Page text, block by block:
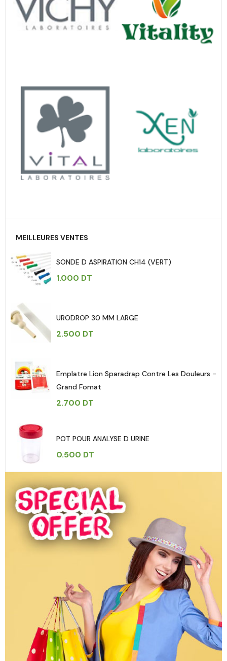
MEILLEURES VENTES
SONDE D ASPIRATION CH14 (VERT)
1.000 DT
URODROP 30 MM LARGE
2.500 DT
Emplatre Lion Sparadrap Contre Les Douleurs -
Grand Fomat
2.700 DT
POT POUR ANALYSE D URINE
0.500 DT